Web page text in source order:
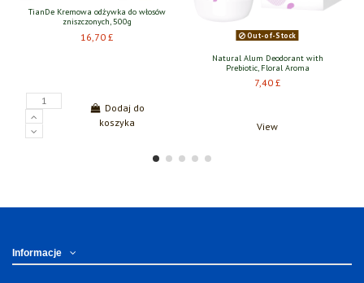
Out-of-Stock
Hydrofilowy płyn do demakijażu
27,60 £
koszyka
Informacje